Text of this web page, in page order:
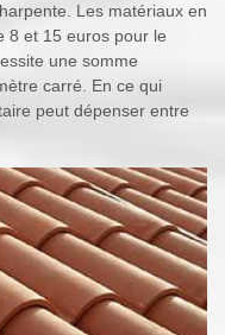
Les matériaux en
8 et 15 euros pour le
une somme
carré. En ce qui
peut dépenser entre